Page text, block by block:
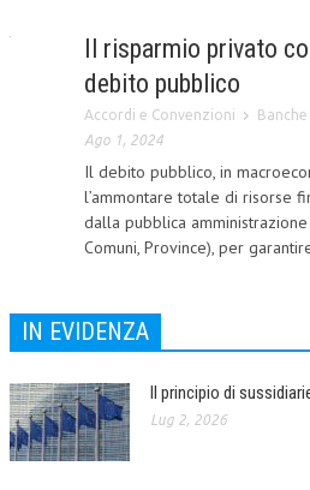
COMITATO SCIENTIFICO
COMITATO EDITORIALE
PEER REVIEW
CODICE ETICO
COLLABORA CON NOI
ECONOMIA
CORPORATE SOCIAL
Il risparmio privato
debito pubblico
Accordi e Convenzioni Banche
Ago 1, 2024
Il debito pubblico, in
l’ammontare totale di risorse
dalla pubblica
Comuni, Province), per
IN EVIDENZA
Il principio di
Lug 2, 2026